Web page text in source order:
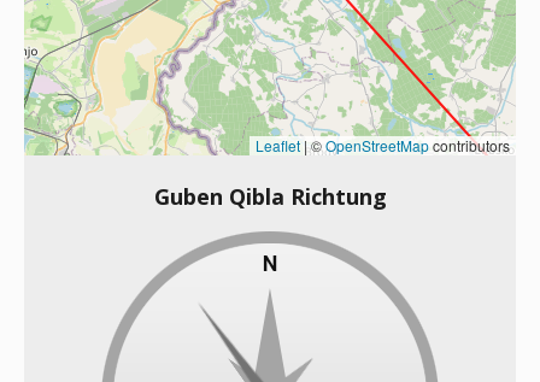
Leaflet |©OpenStreetMapcontributors
Guben Qibla Richtung